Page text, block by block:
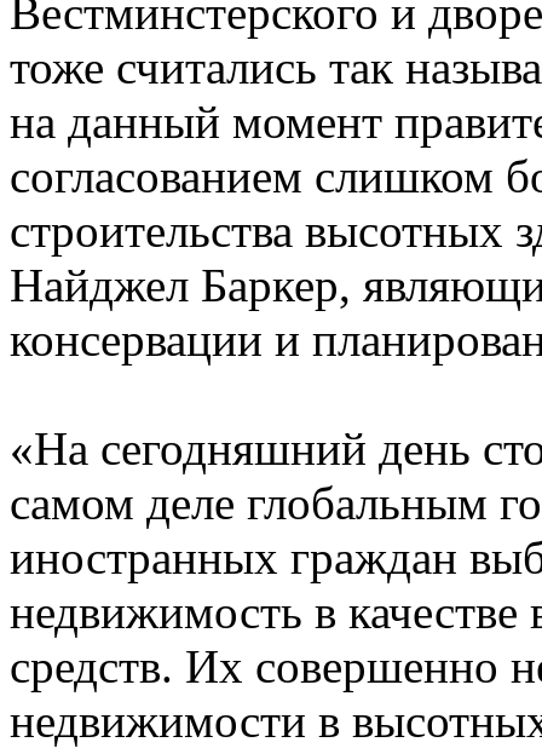
Вестминстерского и
тоже считались так
на данный момент
согласованием слишком
строительства высотных
Найджел Баркер,
консервации и
«На сегодняшний день
самом деле глобальным
иностранных граждан
недвижимость в качестве
средств. Их совершенно
недвижимости в